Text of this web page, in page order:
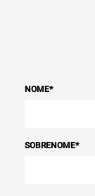
NOME*
SOBRENOME*